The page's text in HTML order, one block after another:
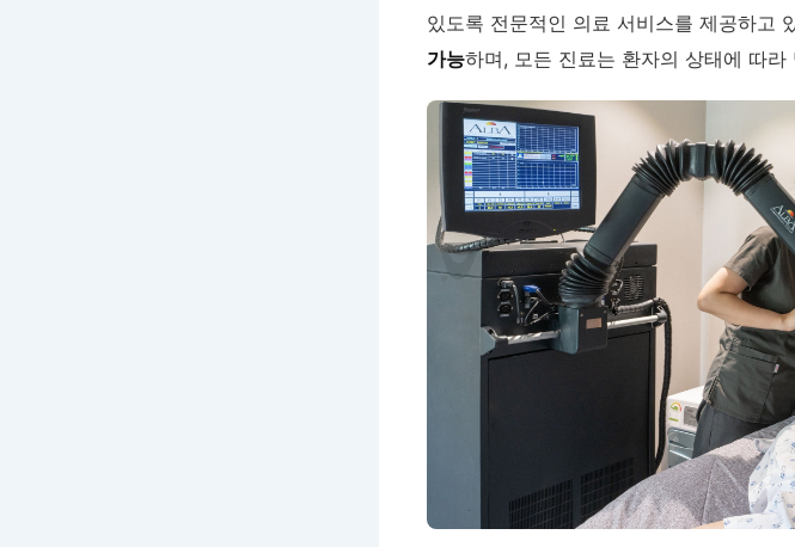
있도록 전문적인 의료 서비스를 제공하고
가능하며, 모든 진료는 환자의 상태에 따라